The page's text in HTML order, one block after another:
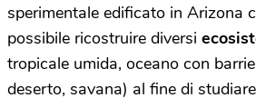
sperimentale edificato in Arizona
possibile ricostruire diversi
tropicale umida, oceano con
deserto, savana) al fine di